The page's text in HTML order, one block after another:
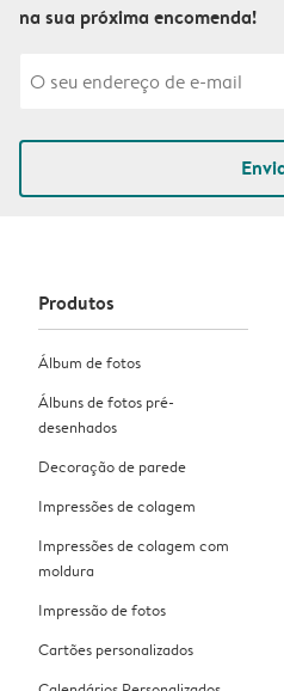
na sua próxima encomenda!
Produtos
Álbum de fotos
Álbuns de fotos pré-
desenhados
Decoração de parede
Impressões de colagem
Impressões de colagem com
moldura
Impressão de fotos
Cartões personalizados